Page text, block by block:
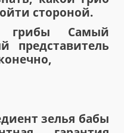
стороной.
грибы Самый
представитель
зелья бабы